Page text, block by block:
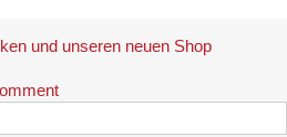
und unseren neuen Shop